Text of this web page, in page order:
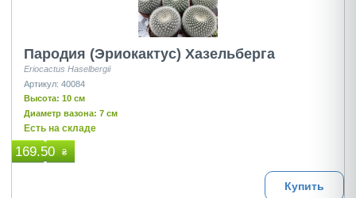
Пародия (Эриокактус) Хазельберга
Eriocactus Haselbergii
Артикул: 40084
Высота: 10 см
Диаметр вазона: 7 см
Есть на складе
169.50 ₴
Купить